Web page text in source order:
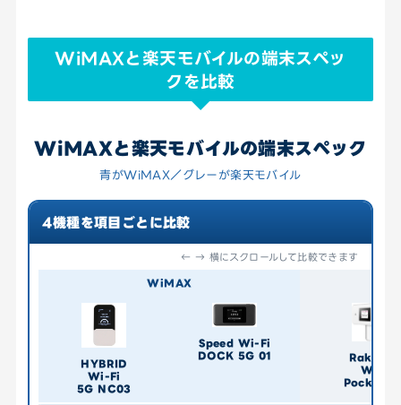
WiMAXと楽天モバイルの端末スペッ
クを比較
WiMAXと楽天モバイルの端末スペック
青がWiMAX／グレーが楽天モバイル
4機種を項目ごとに比較
← → 横にスクロールして比較できます
WiMAX
HYBRID
Wi-Fi
5G NC03
Speed Wi-Fi
DOCK 5G 01
Rakuten
WiFi
Pocket